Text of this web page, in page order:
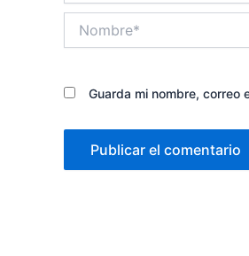
Guarda mi nombre, correo